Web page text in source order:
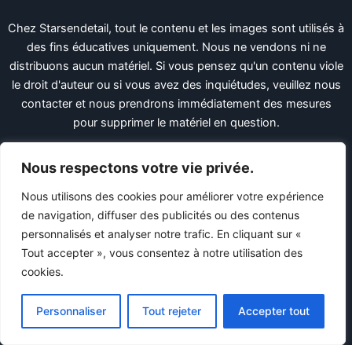
Nous respectons votre vie privée.
Nous utilisons des cookies pour améliorer votre expérience
de navigation, diffuser des publicités ou des contenus
personnalisés et analyser notre trafic. En cliquant sur «
Tout accepter », vous consentez à notre utilisation des
cookies.
Personnaliser Tout rejeter Accepter tout
Chez Starsendetail, tout le contenu et les images sont utilisés à
des fins éducatives uniquement. Nous ne vendons ni ne
distribuons aucun matériel. Si vous pensez qu'un contenu viole
le droit d'auteur ou si vous avez des inquiétudes, veuillez nous
contacter et nous prendrons immédiatement des mesures
pour supprimer le matériel en question.
Liens utiles
Politique De Confidentialité
Termes et conditions
Liens rapides